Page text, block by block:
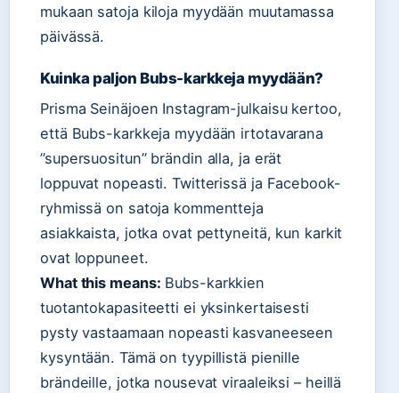
mukaan satoja kiloja myydään muutamassa
päivässä.
Kuinka paljon Bubs-karkkeja myydään?
Prisma Seinäjoen Instagram-julkaisu kertoo,
että Bubs-karkkeja myydään irtotavarana
”supersuositun” brändin alla, ja erät
loppuvat nopeasti. Twitterissä ja Facebook-
ryhmissä on satoja kommentteja
asiakkaista, jotka ovat pettyneitä, kun karkit
ovat loppuneet.
What this means: Bubs-karkkien
tuotantokapasiteetti ei yksinkertaisesti
pysty vastaamaan nopeasti kasvaneeseen
kysyntään. Tämä on tyypillistä pienille
brändeille, jotka nousevat viraaleiksi – heillä